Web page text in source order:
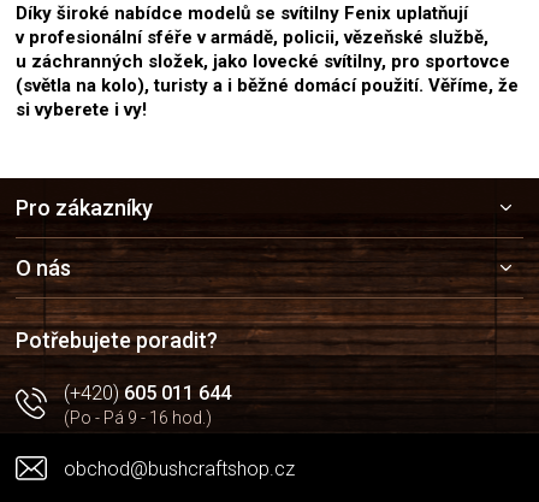
Díky široké nabídce modelů se svítilny Fenix uplatňují
v profesionální sféře v armádě, policii, vězeňské službě,
u záchranných složek, jako lovecké svítilny, pro sportovce
(světla na kolo), turisty a i běžné domácí použití. Věříme, že
si vyberete i vy!
a
t
í
Pro zákazníky
O nás
Potřebujete poradit?
(+420)605 011 644
(Po - Pá 9 - 16 hod.)
obchod@bushcraftshop.cz